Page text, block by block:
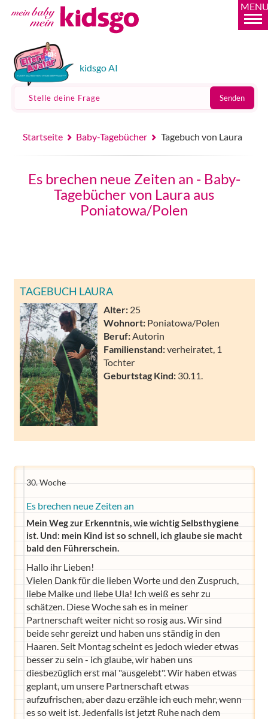
kidsgo AI
Stelle deine Frage Senden
Startseite Baby-Tagebücher Tagebuch von Laura
Es brechen neue Zeiten an - Baby-
Tagebücher von Laura aus
Poniatowa/Polen
TAGEBUCH LAURA
Alter: 25
Wohnort: Poniatowa/Polen
Beruf: Autorin
Familienstand:verheiratet, 1
Tochter
Geburtstag Kind: 30.11.
30. Woche
Es brechen neue Zeiten an
Mein Weg zur Erkenntnis, wie wichtig Selbsthygiene
ist. Und: mein Kind ist so schnell, ich glaube sie macht
bald den Führerschein.
Hallo ihr Lieben!
Vielen Dank für die lieben Worte und den Zuspruch,
liebe Maike und liebe Ula! Ich weiß es sehr zu
schätzen. Diese Woche sah es in meiner
Partnerschaft weiter nicht so rosig aus. Wir sind
beide sehr gereizt und haben uns ständig in den
Haaren. Seit Montag scheint es jedoch wieder etwas
besser zu sein - ich glaube, wir haben uns
diesbezüglich erst mal "ausgelebt". Wir haben etwas
geplant, um unsere Partnerschaft etwas
aufzufrischen, aber dazu erzähle ich euch mehr, wenn
es so weit ist. Jedenfalls ist jetzt Ruhe nach dem